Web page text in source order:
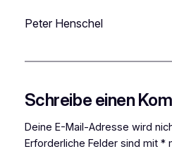
Peter Henschel
Schreibe einen
Deine E-Mail-Adresse wird
Erforderliche Felder sind mit *